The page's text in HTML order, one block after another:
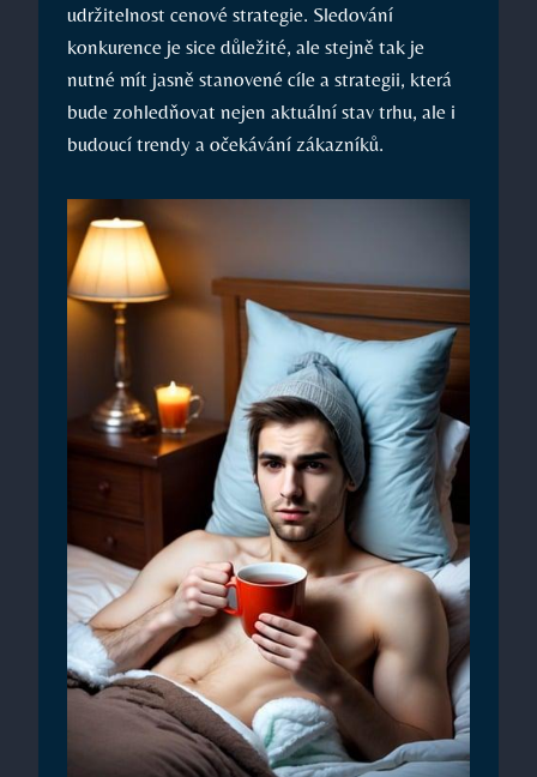
udržitelnost cenové strategie. Sledování
konkurence je sice důležité, ale stejně tak je
nutné mít jasně stanovené cíle a strategii, která
bude zohledňovat nejen aktuální stav trhu, ale i
budoucí trendy a očekávání zákazníků.